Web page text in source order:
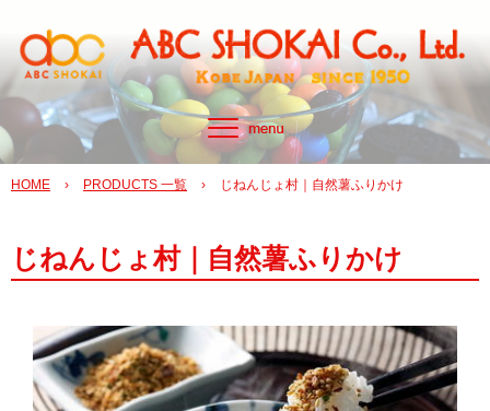
HOME › PRODUCTS 一覧 › じねんじょ村｜自然薯ふりかけ
じねんじょ村｜自然薯ふりかけ